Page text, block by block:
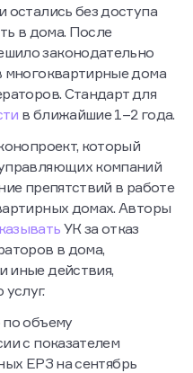
без доступа
в дома. После
законодательно
многоквартирные дома
Стандарт для
в ближайшие 1–2 года.
который
компаний
препятствий в работе
домах. Авторы
УК за отказ
в дома,
иные действия,
объему
с показателем
ЕРЗ на сентябрь